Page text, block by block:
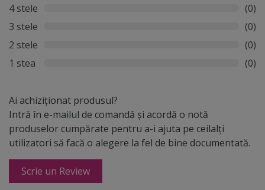
4 stele
(0)
3 stele
(0)
2 stele
(0)
1 stea
(0)
Ai achiziționat produsul?
Intră în e-mailul de comandă și acordă o notă
produselor cumpărate pentru a-i ajuta pe ceilalți
utilizatori să facă o alegere la fel de bine documentată.
Scrie un Review